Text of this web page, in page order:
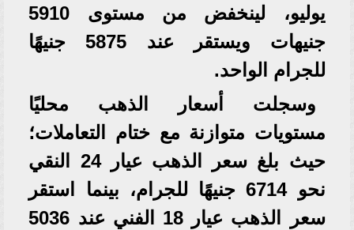
يوليو، لينخفض من مستوى 5910
جنيهات ويستقر عند 5875 جنيهًا
للجرام الواحد.
وسجلت أسعار الذهب محليًا
مستويات متوازنة مع ختام التعاملات؛
حيث بلغ سعر الذهب عيار 24 النقي
نحو 6714 جنيهًا للجرام، بينما استقر
سعر الذهب عيار 18 الفني عند 5036